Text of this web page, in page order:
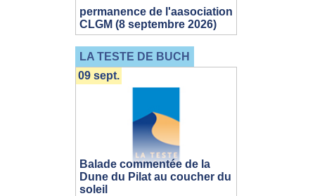
permanence de l'aasociation
CLGM (8 septembre 2026)
LA TESTE DE BUCH
Balade commentée de la
Dune du Pilat au coucher du
soleil
09 sept.